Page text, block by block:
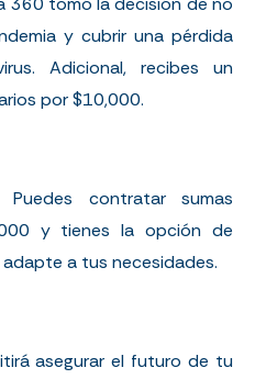
y cubrir una pérdida
Adicional, recibes un
por $10,000.
contratar sumas
y tienes la opción de
a tus necesidades.
asegurar el futuro de tu